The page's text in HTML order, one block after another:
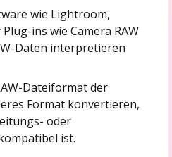
wie Lightroom,
ins wie Camera RAW
Daten interpretieren
Dateiformat der
Format konvertieren,
oder
ist.